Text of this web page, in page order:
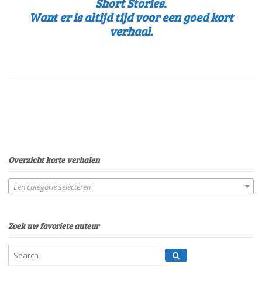
Want er is altijd tijd voor een goed kort
verhaal.
Overzicht korte verhalen
Een categorie selecteren
Zoek uw favoriete auteur